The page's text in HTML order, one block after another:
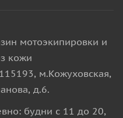
мотоэкипировки и
кожи
м.Кожуховская,
д.6.
будни с 11 до 20,